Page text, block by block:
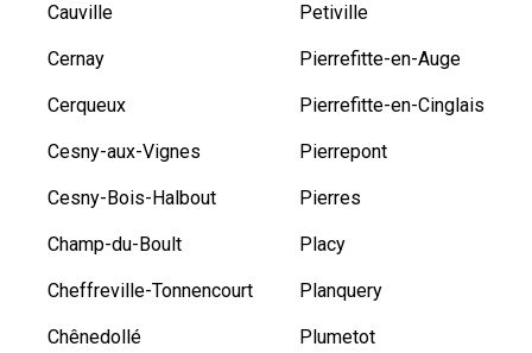
Cauville
Cernay
Cerqueux
Cesny-aux-Vignes
Cesny-Bois-Halbout
Champ-du-Boult
Cheffreville-Tonnencourt
Chênedollé
Petiville
Pierrefitte-en-Auge
Pierrefitte-en-Cinglais
Pierrepont
Pierres
Placy
Planquery
Plumetot